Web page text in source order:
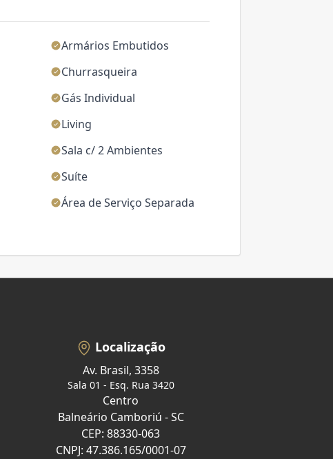
Armários Embutidos
Churrasqueira
Gás Individual
Living
Sala c/ 2 Ambientes
Suíte
Área de Serviço Separada
Localização
Av. Brasil, 3358
Sala 01 - Esq. Rua 3420
Centro
Balneário Camboriú - SC
CEP: 88330-063
CNPJ: 47.386.165/0001-07